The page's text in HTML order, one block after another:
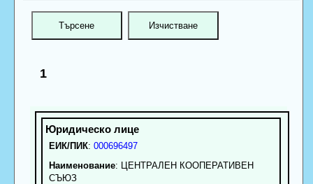
1
ЕИК/ПИК: 000696497
Наименование: ЦЕНТРАЛЕН КООПЕРАТИВЕН
СЪЮЗ